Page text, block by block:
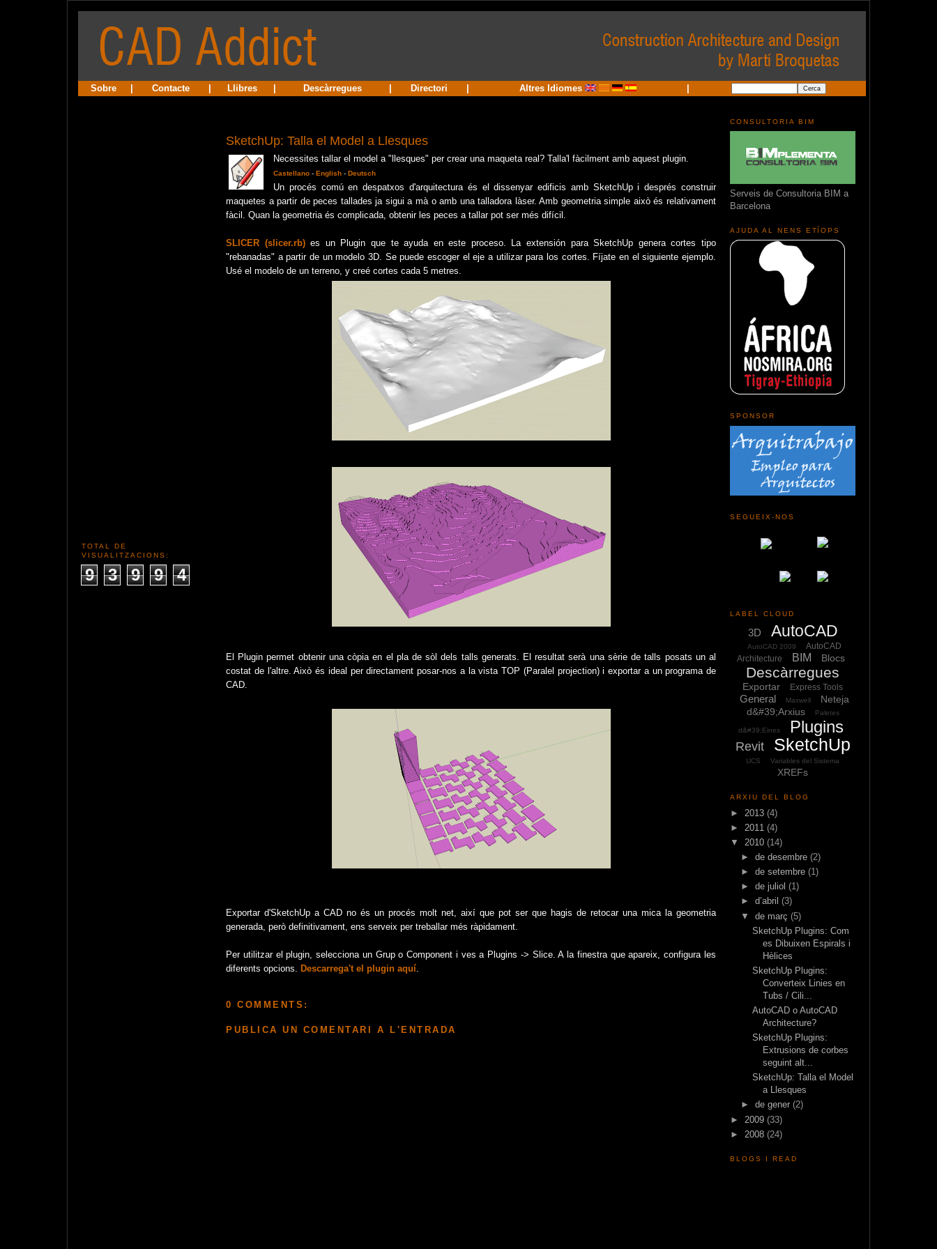
Sobre Contacte Llibres Descàrregues Directori Altres Idiomes
CONSULTORIA BIM
Serveis de Consultoria BIM a
Barcelona
AJUDA AL NENS ETÍOPS
SPONSOR
SEGUEIX-NOS
LABEL CLOUD
3D AutoCAD
AutoCAD 2009
AutoCAD
Architecture
BIM Blocs
Descàrregues
Exportar Express Tools
General Maxwell
Neteja
d&#39;Arxius
Paletes
d&#39;Eines Plugins
Revit SketchUp
UCS Variables del Sistema
XREFs
ARXIU DEL BLOG
► 2013 (4)
► 2011 (4)
▼ 2010 (14)
►de desembre(2)
►de setembre(1)
►de juliol(1)
►d’abril(3)
▼de març(5)
SketchUp Plugins: Com
es Dibuixen Espirals i
Hèlices
SketchUp Plugins:
Converteix Linies en
Tubs / Cili...
AutoCAD o AutoCAD
Architecture?
SketchUp Plugins:
Extrusions de corbes
seguint alt...
SketchUp: Talla el Model
a Llesques
►de gener(2)
► 2009 (33)
► 2008 (24)
BLOGS I READ
SketchUp: Talla el Model a Llesques
Necessites tallar el model a "llesques" per crear una maqueta real? Talla'l fàcilment amb aquest plugin.
Castellano - English - Deutsch
Un procés comú en despatxos d'arquitectura és el dissenyar edificis amb SketchUp i després construir
maquetes a partir de peces tallades ja sigui a mà o amb una talladora làser. Amb geometria simple això és relativament
fàcil. Quan la geometria és complicada, obtenir les peces a tallar pot ser més difícil.
SLICER (slicer.rb)es un Plugin que te ayuda en este proceso. La extensión para SketchUp genera cortes tipo
"rebanadas" a partir de un modelo 3D. Se puede escoger el eje a utilizar para los cortes. Fíjate en el siguiente ejemplo.
Usé el modelo de un terreno, y creé cortes cada 5 metres.
El Plugin permet obtenir una còpia en el pla de sòl dels talls generats. El resultat serà una sèrie de talls posats un al
costat de l'altre. Això és ideal per directament posar-nos a la vista TOP (Paralel projection) i exportar a un programa de
CAD.
Exportar d'SketchUp a CAD no és un procés molt net, així que pot ser que hagis de retocar una mica la geometria
generada, però definitivament, ens serveix per treballar més ràpidament.
Per utilitzar el plugin, selecciona un Grup o Component i ves a Plugins -> Slice. A la finestra que apareix, configura les
diferents opcions. Descarrega't el plugin aquí.
0 COMMENTS:
PUBLICA UN COMENTARI A L'ENTRADA
TOTAL DE
VISUALITZACIONS:
9 3 9 9 4